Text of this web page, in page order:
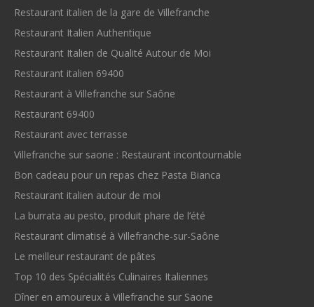
Restaurant italien de la gare de Villefranche
Restaurant Italien Authentique
Restaurant Italien de Qualité Autour de Moi
Restaurant italien 69400
Restaurant à Villefranche sur Saône
Restaurant 69400
Restaurant avec terrasse
Villefranche sur saone : Restaurant incontournable
Bon cadeau pour un repas chez Pasta Bianca
Restaurant italien autour de moi
La burrata au pesto, produit phare de l’été
Restaurant climatisé à Villefranche-sur-Saône
Le meilleur restaurant de pâtes
Top 10 des Spécialités Culinaires Italiennes
Dîner en amoureux à Villefranche sur Saone